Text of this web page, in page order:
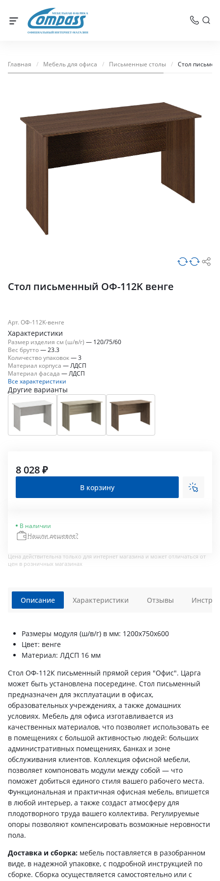
МЕБЕЛЬНАЯ ФАБРИКА
ОФИЦИАЛЬНЫЙ ИНТЕРНЕТ-МАГАЗИН
Главная / Мебель для офиса / Письменные столы / Стол
Стол письменный ОФ-112K венге
Арт. ОФ-112K-венге
Характеристики
Размер изделия см (ш/в/г) — 120/75/60
Вес брутто— 23.3
Количество упаковок—3
Материал корпуса — ЛДСП
Материал фасада — ЛДСП
Все характеристики
Другие варианты
8 028 ₽
В корзину
В наличии
Нашли дешевле?
Цена действительна только для интернет магазина и может отличаться от
цен в розничных магазинах
Описание
Размеры модуля (ш/в/г) в мм: 1200х750х600
Цвет: венге
Материал: ЛДСП 16 мм
Стол ОФ-112К письменный прямой серия "Офис". Царга
может быть установлена посередине. Стол письменный
предназначен для эксплуатации в офисах,
образовательных учреждениях, а также домашних
условиях. Мебель для офиса изготавливается из
качественных материалов, что позволяет использовать ее
в помещениях с большой активностью людей: больших
административных помещениях, банках и зоне
обслуживания клиентов. Коллекция офисной мебели,
позволяет компоновать модули между собой — что
поможет добиться единого стиля вашего рабочего места.
Функциональная и практичная офисная мебель, впишется
в любой интерьер, а также создаст атмосферу для
плодотворного труда вашего коллектива. Регулируемые
опоры позволяют компенсировать возможные неровности
пола.
Доставка и сборка: мебель поставляется в разобранном
виде, в надежной упаковке, с подробной инструкцией по
сборке. Сборка осуществляется самостоятельно или с
Характеристики Отзывы